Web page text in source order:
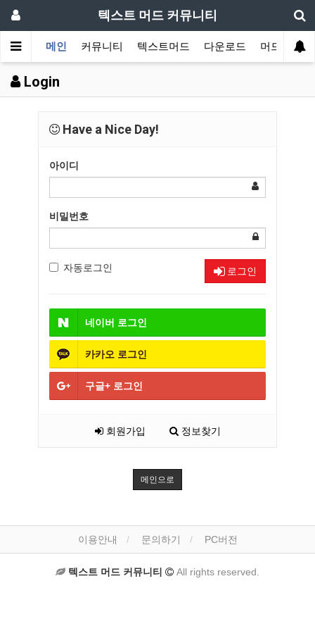
텍스트 머드 커뮤니티
메인 커뮤니티 텍스트머드 다운로드 머드 잡담
Login
Have a Nice Day!
아이디
비밀번호
자동로그인 로그인
네이버 로그인
카카오 로그인
구글+ 로그인
회원가입 정보찾기
메인으로
이용안내 문의하기 PC버전
텍스트 머드 커뮤니티 All rights reserved.